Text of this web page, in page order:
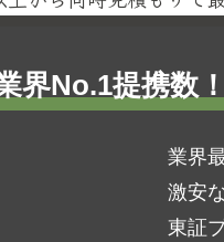
界No.1提携数
業界
激安
東証